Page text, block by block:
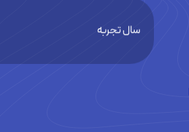
سال تجربه